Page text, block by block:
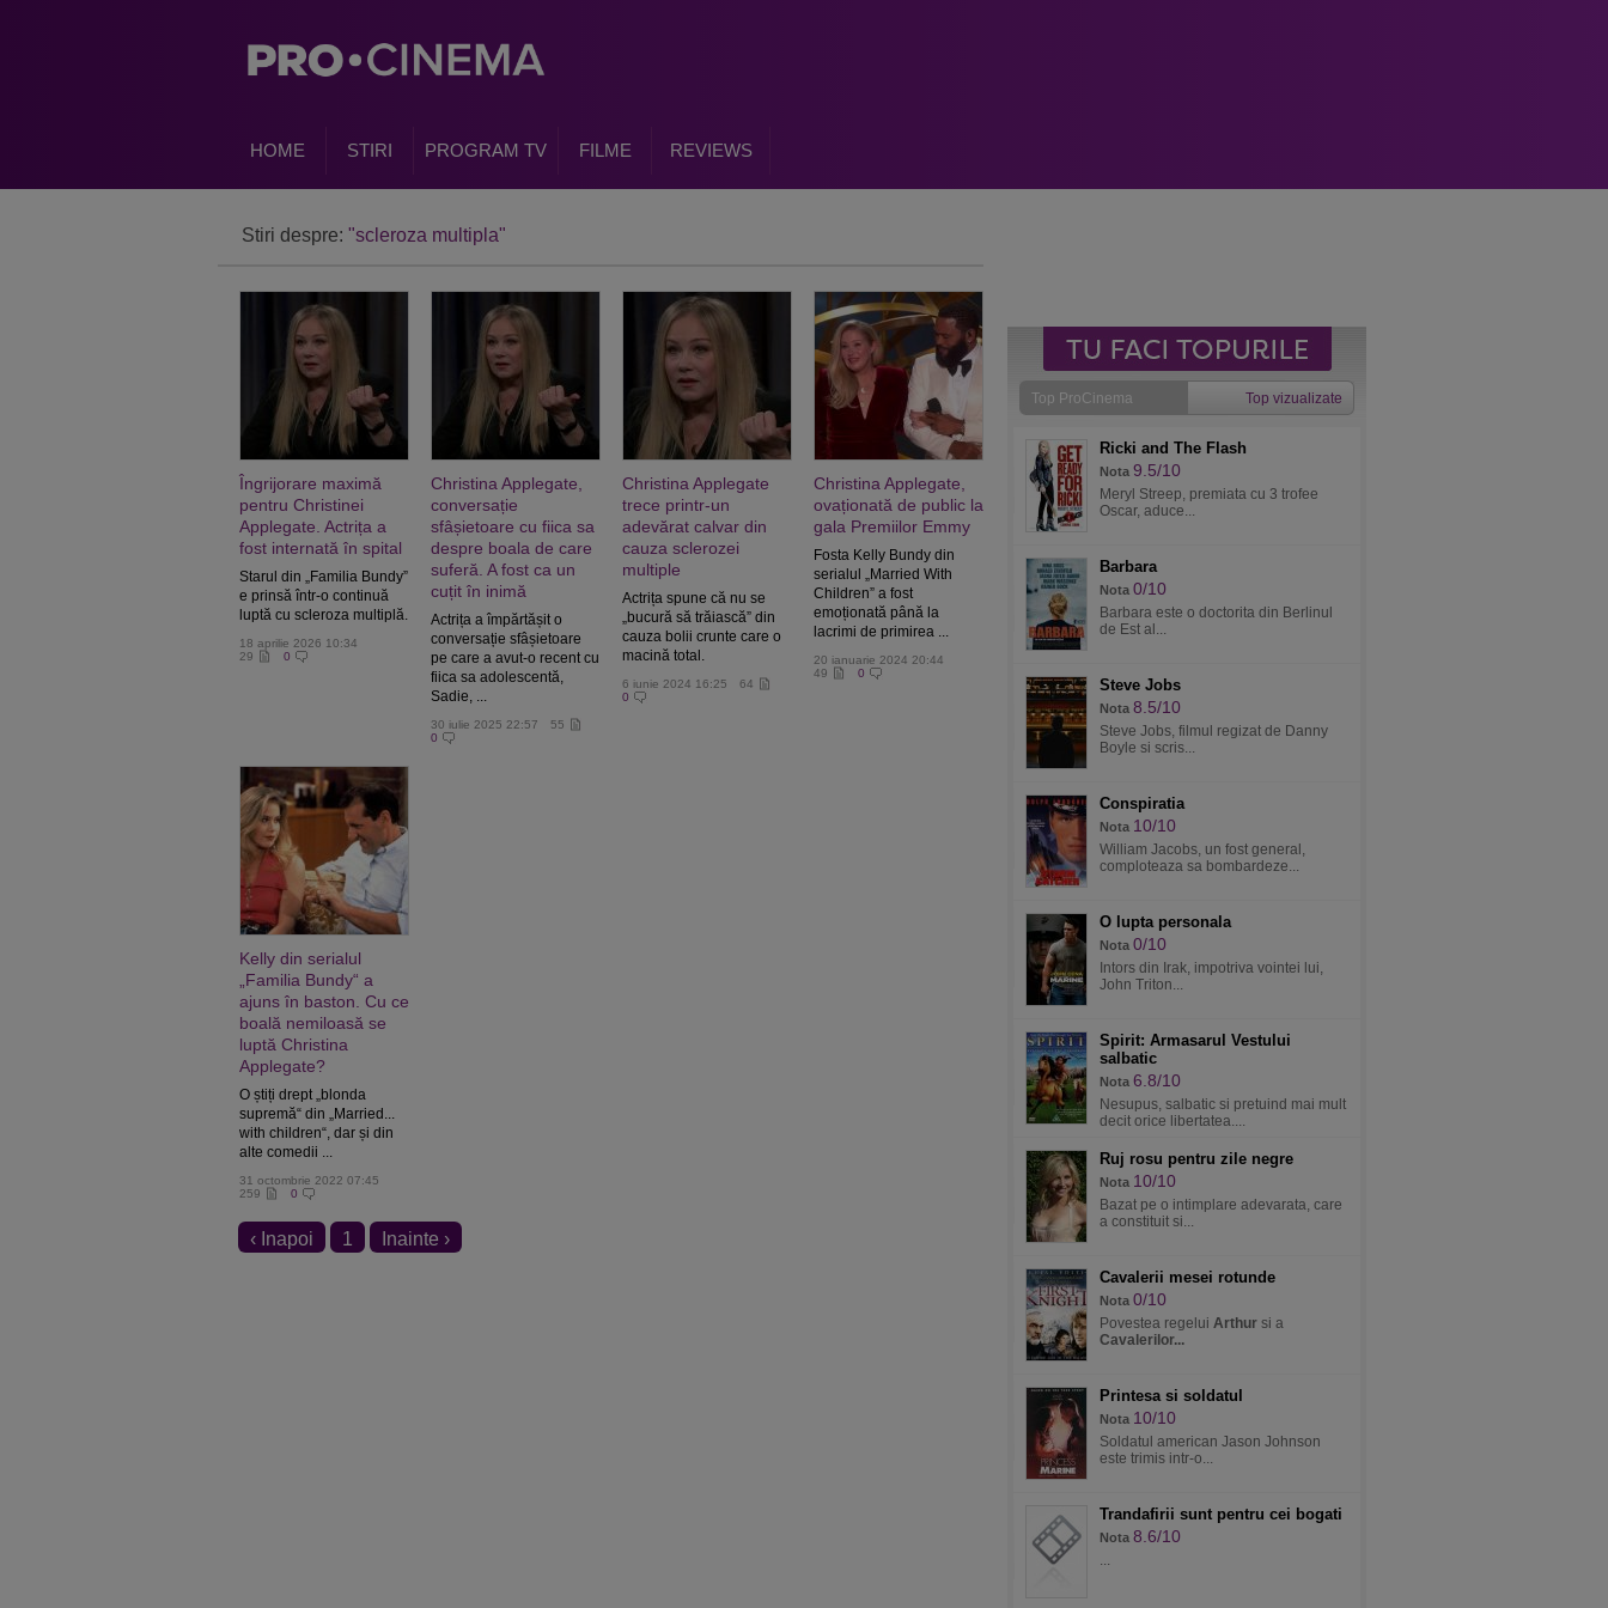
HOME STIRI PROGRAM TV FILME REVIEWS
Stiri despre: "scleroza multipla"
Îngrijorare maximă
pentru Christinei
Applegate. Actrița a
fost internată în spital
Starul din „Familia Bundy”
e prinsă într-o continuă
luptă cu scleroza multiplă.
18 aprilie 2026 10:34
29
0
Christina Applegate,
conversație
sfâșietoare cu fiica sa
despre boala de care
suferă. A fost ca un
cuțit în inimă
Actrița a împărtășit o
conversație sfâșietoare
pe care a avut-o recent cu
fiica sa adolescentă,
Sadie, ...
30 iulie 2025 22:57
55
0
Christina Applegate
trece printr-un
adevărat calvar din
cauza sclerozei
multiple
Actrița spune că nu se
„bucură să trăiască” din
cauza bolii crunte care o
macină total.
6 iunie 2024 16:25
64
0
Christina Applegate,
ovaționată de public la
gala Premiilor Emmy
Fosta Kelly Bundy din
serialul „Married With
Children” a fost
emoționată până la
lacrimi de primirea ...
20 ianuarie 2024 20:44
49
0
Kelly din serialul
„Familia Bundy“ a
ajuns în baston. Cu ce
boală nemiloasă se
luptă Christina
Applegate?
O știți drept „blonda
supremă“ din „Married...
with children“, dar și din
alte comedii ...
31 octombrie 2022 07:45
259
0
‹ Inapoi 1 Inainte ›
Top ProCinema Top vizualizate
Ricki and The Flash
Nota 9.5/10
Meryl Streep, premiata cu 3 trofee
Oscar, aduce...
Barbara
Nota 0/10
Barbara este o doctorita din Berlinul
de Est al...
Steve Jobs
Nota 8.5/10
Steve Jobs, filmul regizat de Danny
Boyle si scris...
Conspiratia
Nota 10/10
William Jacobs, un fost general,
comploteaza sa bombardeze...
O lupta personala
Nota 0/10
Intors din Irak, impotriva vointei lui,
John Triton...
Spirit: Armasarul Vestului
salbatic
Nota 6.8/10
Nesupus, salbatic si pretuind mai mult
decit orice libertatea....
Ruj rosu pentru zile negre
Nota 10/10
Bazat pe o intimplare adevarata, care
a constituit si...
Cavalerii mesei rotunde
Nota 0/10
Povestea regelui Arthur si a
Cavalerilor...
Printesa si soldatul
Nota 10/10
Soldatul american Jason Johnson
este trimis intr-o...
Trandafirii sunt pentru cei bogati
Nota 8.6/10
...